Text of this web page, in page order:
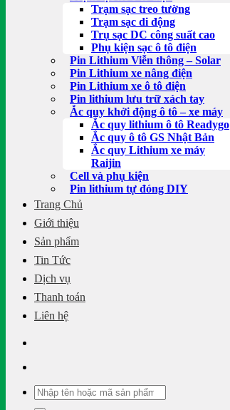
Trạm sạc treo tường
Trạm sạc di động
Trụ sạc DC công suất cao
Phụ kiện sạc ô tô điện
Pin Lithium Viễn thông – Solar
Pin Lithium xe nâng điện
Pin Lithium xe ô tô điện
Pin lithium lưu trữ xách tay
Ắc quy khởi động ô tô – xe máy
Ắc quy lithium ô tô Readygo
Ắc quy ô tô GS Nhật Bản
Ắc quy Lithium xe máy
Raijin
Cell và phụ kiện
Pin lithium tự đóng DIY
Trang Chủ
Giới thiệu
Sản phẩm
Tin Tức
Dịch vụ
Thanh toán
Liên hệ
Tìm
kiếm: